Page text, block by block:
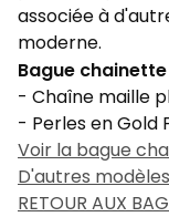
associée à
moderne.
Bague
- Chaîne maille
- Perles en Gold
Voir la bague
D'autres
RETOUR AUX